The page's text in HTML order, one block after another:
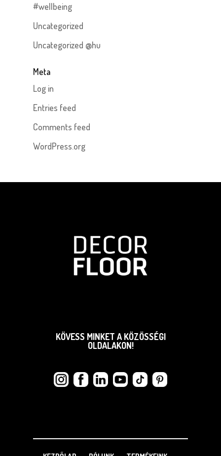
#wellbeing
Uncategorized
Uncategorized @hu
Meta
Log in
Entries feed
Comments feed
WordPress.org
KÖVESS MINKET A KÖZÖSSÉGI
OLDALAKON!